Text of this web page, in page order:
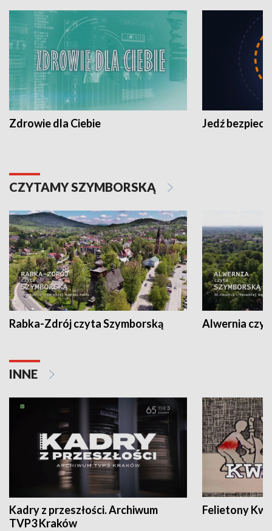
Zdrowie dla Ciebie Jedź
CZYTAMY SZYMBORSKĄ
Rabka-Zdrój czyta Szymborską Alwernia
INNE
Kadry z przeszłości. Archiwum
TVP3 Kraków
Felietony